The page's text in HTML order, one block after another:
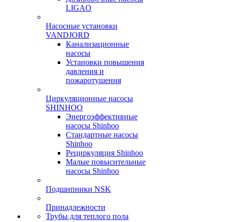
LIGAO
Насосные установки
VANDJORD
Канализационные
насосы
Установки повышения
давления и
пожаротушения
Циркуляционные насосы
SHINHOO
Энергоэффективные
насосы Shinhoo
Стандартные насосы
Shinhoo
Рециркуляция Shinhoo
Малые повысительные
насосы Shinhoo
Подшипники NSK
Принадлежности
Трубы для теплого пола